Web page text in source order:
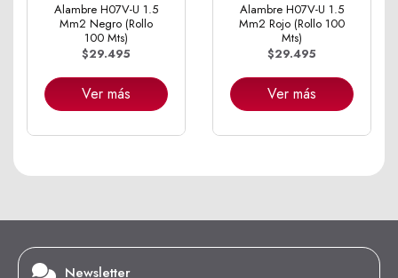
Alambre H07V-U 1.5
Mm2 Negro (Rollo
100 Mts)
$29.495
Ver más
Alambre H07V-U 1.5
Mm2 Rojo (Rollo 100
Mts)
$29.495
Ver más
Newsletter